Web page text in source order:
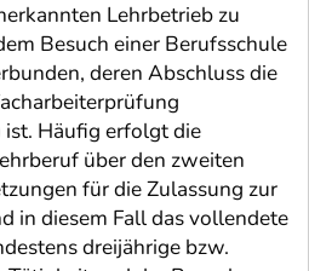
Lehrbetrieb zu
Besuch einer Berufsschule
deren Abschluss die
Häufig erfolgt die
über den zweiten
für die Zulassung zur
in diesem Fall das vollendete
dreijährige bzw.